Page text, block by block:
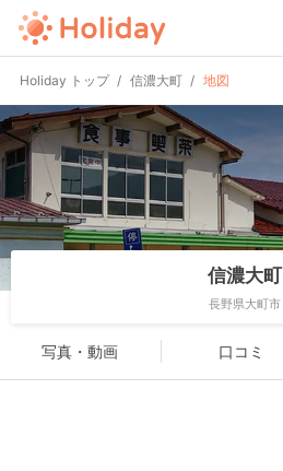
Holiday トップ 信濃大町 地図
信濃大町
長野県大町市
写真・動画 口コミ